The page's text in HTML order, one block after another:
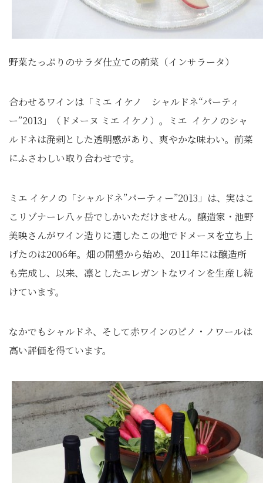
野菜たっぷりのサラダ仕立ての前菜（インサラータ）
合わせるワインは「ミエ イケノ シャルドネ“パーティ
ー”2013」（ドメーヌ ミエ イケノ）。ミエ イケノのシャ
ルドネは溌剌とした透明感があり、爽やかな味わい。前菜
にふさわしい取り合わせです。
ミエ イケノの「シャルドネ”パーティー”2013」は、実はこ
こリゾナーレ八ヶ岳でしかいただけません。醸造家・池野
美映さんがワイン造りに適したこの地でドメーヌを立ち上
げたのは2006年。畑の開墾から始め、2011年には醸造所
も完成し、以来、凛としたエレガントなワインを生産し続
けています。
なかでもシャルドネ、そして赤ワインのピノ・ノワールは
高い評価を得ています。